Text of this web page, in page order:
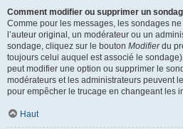
Comment modifier ou supprimer un
Comme pour les messages, les sondages
l’auteur original, un modérateur ou un
sondage, cliquez sur le bouton Modifierdu
toujours celui auquel est associé le
peut modifier une option ou supprimer le
modérateurs et les administrateurs peuvent
pour empêcher le trucage en changeant les
Haut